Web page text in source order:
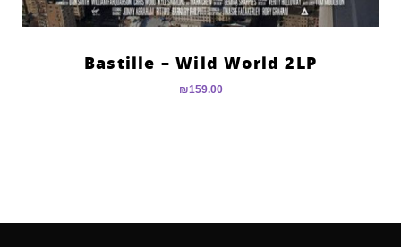
Bastille – Wild World 2LP
₪159.00